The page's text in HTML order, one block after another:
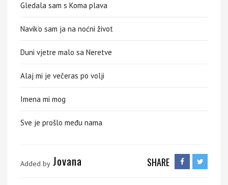
Gledala sam s Koma plava
Navik’o sam ja na noćni život
Duni vjetre malo sa Neretve
Alaj mi je večeras po volji
Imena mi mog
Sve je prošlo među nama
Added by Jovana SHARE